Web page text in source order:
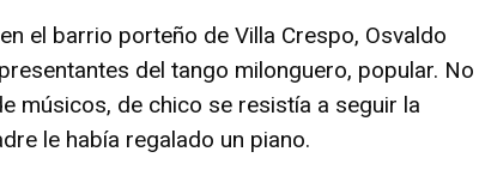
el barrio porteño de Villa Crespo, Osvaldo
del tango milonguero, popular. No
músicos, de chico se resistía a seguir la
le había regalado un piano.